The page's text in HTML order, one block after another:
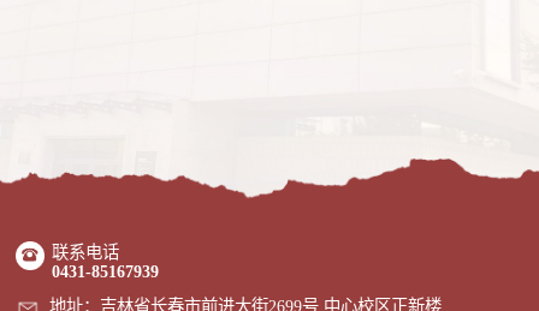
联系电话
0431-85167939
地址：吉林省长春市前进大街2699号 中心校区正新楼